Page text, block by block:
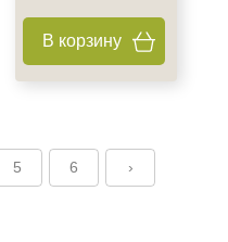
В корзину
5 6 ›